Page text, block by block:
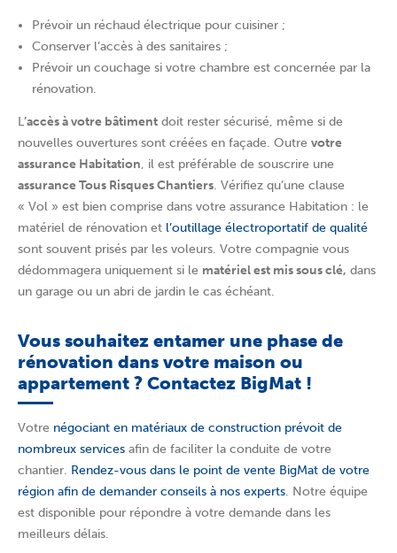
Prévoir un réchaud électrique pour cuisiner ;
Conserver l’accès à des sanitaires ;
Prévoir un couchage si votre chambre est concernée par la
rénovation.
L’accès à votre bâtiment doit rester sécurisé, même si de
nouvelles ouvertures sont créées en façade. Outre votre
assurance Habitation, il est préférable de souscrire une
assurance Tous Risques Chantiers. Vérifiez qu’une clause
« Vol » est bien comprise dans votre assurance Habitation : le
matériel de rénovation et l’outillage électroportatif de qualité
sont souvent prisés par les voleurs. Votre compagnie vous
dédommagera uniquement si le matériel est mis sous clé, dans
un garage ou un abri de jardin le cas échéant.
Vous souhaitez entamer une phase de
rénovation dans votre maison ou
appartement ? Contactez BigMat !
Votre négociant en matériaux de construction prévoit de
nombreux services afin de faciliter la conduite de votre
chantier. Rendez-vous dans le point de vente BigMat de votre
région afin de demander conseils à nos experts. Notre équipe
est disponible pour répondre à votre demande dans les
meilleurs délais.